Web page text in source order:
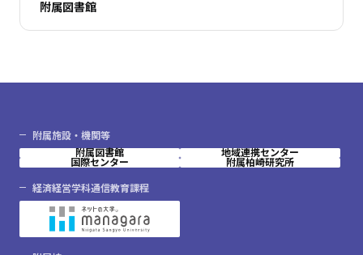
附属図書館
附属施設・機関等
附属図書館
地域連携センター
国際センター
附属柏崎研究所
経済経営学科通信教育課程